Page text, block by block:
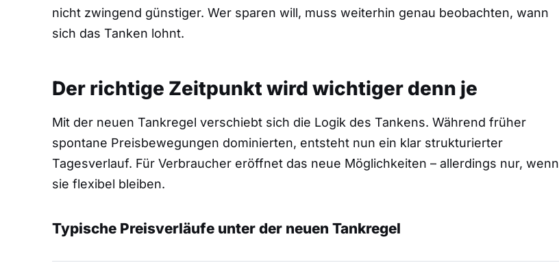
nicht zwingend günstiger. Wer sparen will, muss weiterhin genau beobachten, wann
sich das Tanken lohnt.
Der richtige Zeitpunkt wird wichtiger denn je
Mit der neuen Tankregel verschiebt sich die Logik des Tankens. Während früher
spontane Preisbewegungen dominierten, entsteht nun ein klar strukturierter
Tagesverlauf. Für Verbraucher eröffnet das neue Möglichkeiten – allerdings nur, wenn
sie flexibel bleiben.
Typische Preisverläufe unter der neuen Tankregel